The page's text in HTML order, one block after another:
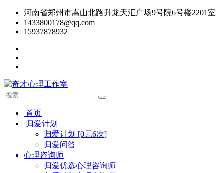
河南省郑州市嵩山北路升龙天汇广场9号院6号楼2201室
1433800178@qq.com
15937878932
首页
归爱计划
归爱计划 [0元6次]
归爱问答
心理咨询师
归爱优选心理咨询师